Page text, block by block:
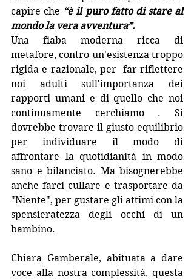
capire che “è il puro fatto di stare al
mondo la vera avventura”.
Una fiaba moderna ricca di
metafore, contro un'esistenza troppo
rigida e razionale, per  far riflettere
noi adulti sull'importanza dei
rapporti umani e di quello che noi
continuamente cerchiamo . Si
dovrebbe trovare il giusto equilibrio
per individuare il modo di
affrontare la quotidianità in modo
sano e bilanciato. Ma bisognerebbe
anche farci cullare e trasportare da
"Niente", per gustare gli attimi con la
spensieratezza degli occhi di un
bambino.
Chiara Gamberale, abituata a dare
voce alla nostra complessità, questa